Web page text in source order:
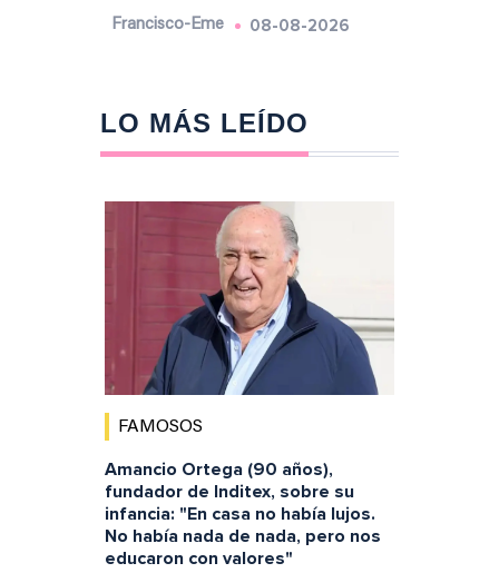
Francisco-Eme 08-08-2026
LO MÁS LEÍDO
FAMOSOS
Amancio Ortega (90 años),
fundador de Inditex, sobre su
infancia: "En casa no había lujos.
No había nada de nada, pero nos
educaron con valores"